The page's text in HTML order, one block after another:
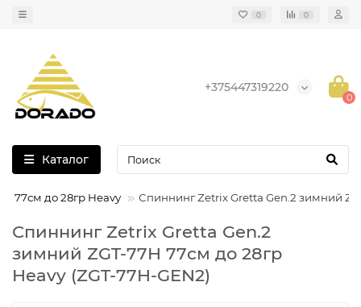
0 0
+375447319220
0
Каталог
77см до 28гр Heavy Спиннинг Zetrix Gretta Gen.2 зимний
Спиннинг Zetrix Gretta Gen.2
зимний ZGT-77H 77см до 28гр
Heavy (ZGT-77H-GEN2)